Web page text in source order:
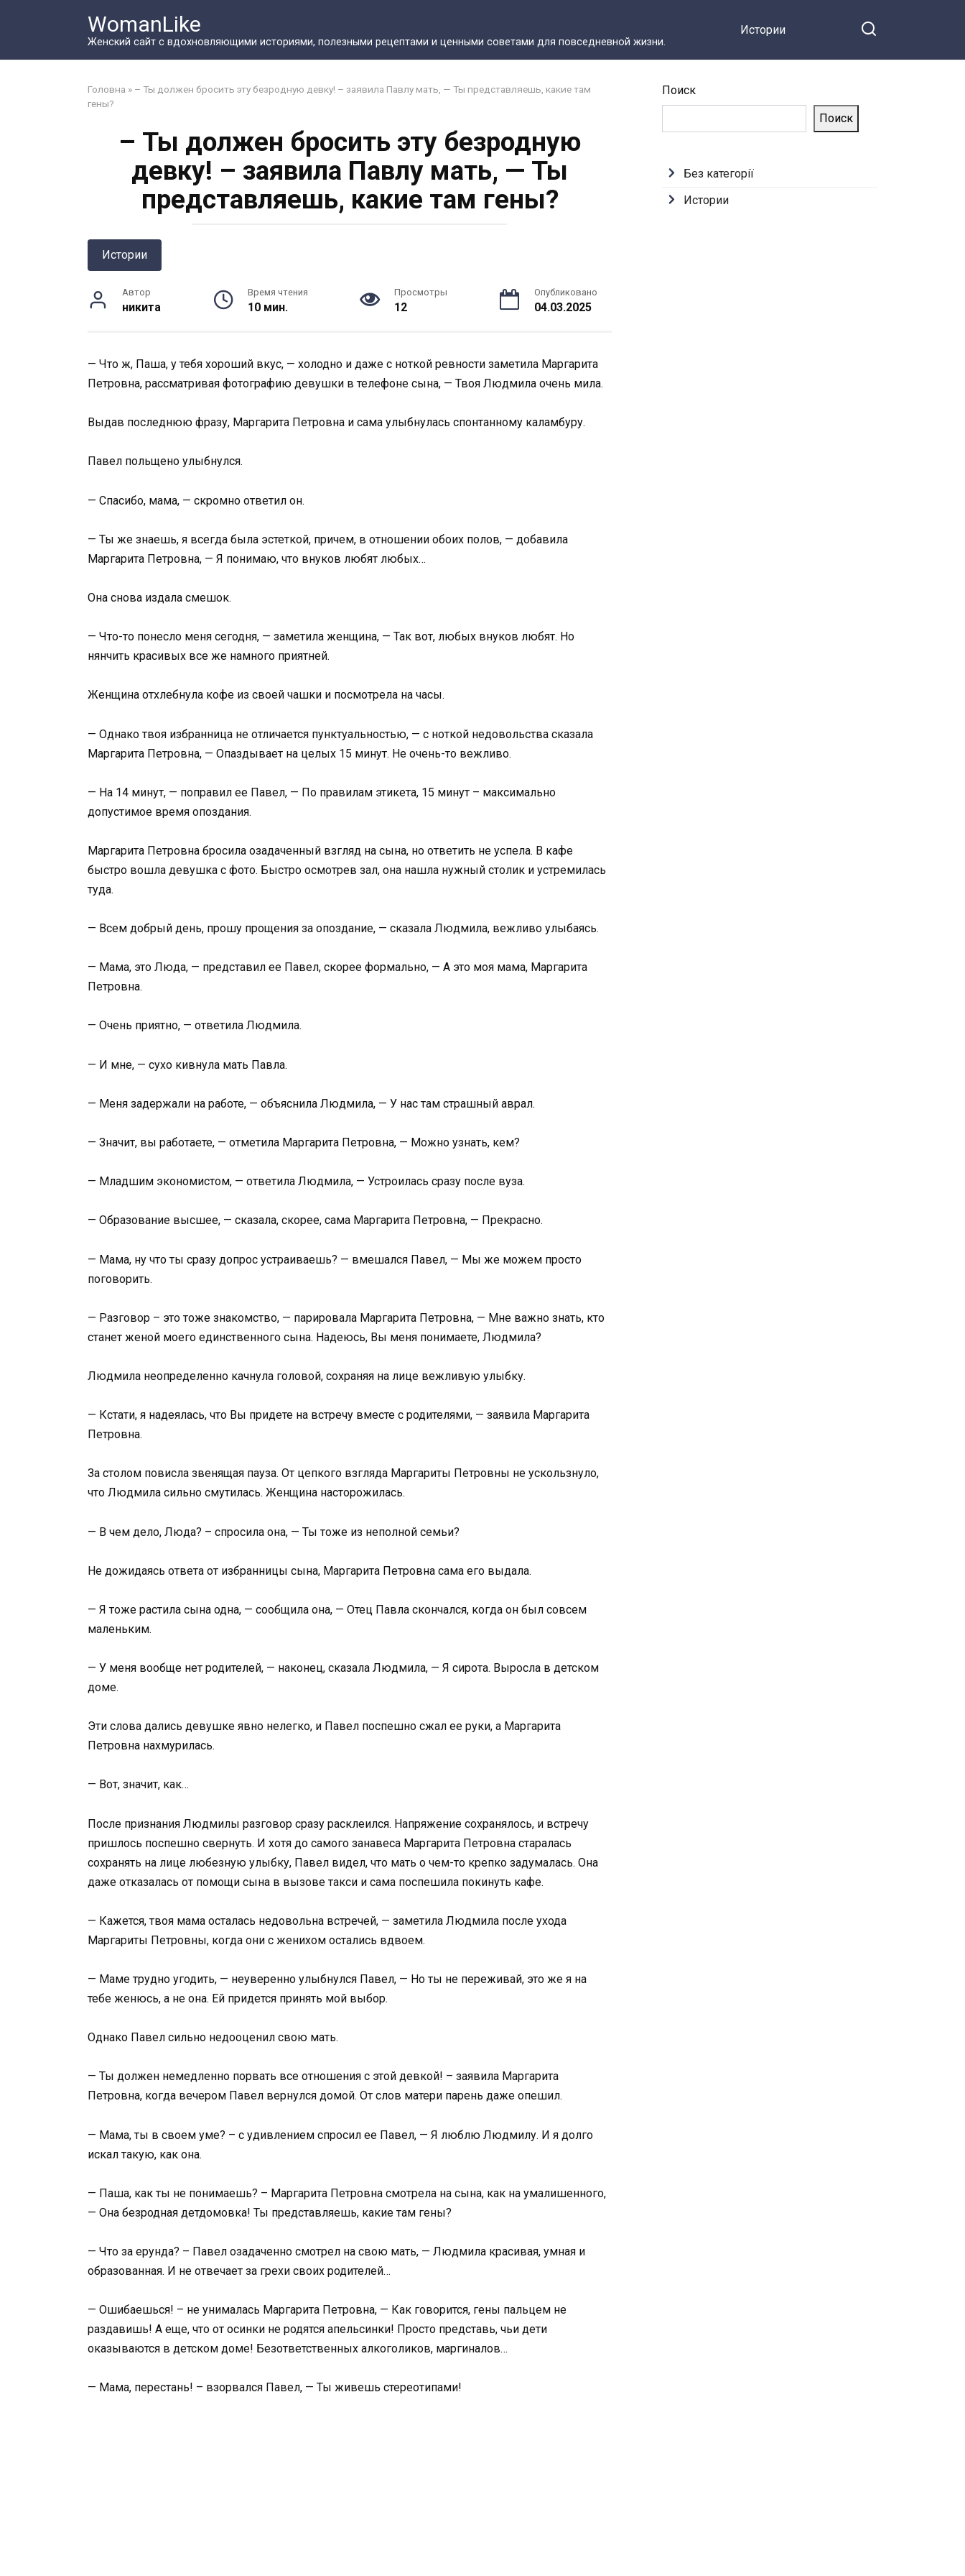
WomanLike
Женский сайт с вдохновляющими историями, полезными рецептами и ценными советами для повседневной жизни.
Истории
Головна » – Ты должен бросить эту безродную девку! – заявила Павлу мать, — Ты представляешь, какие там
гены?
– Ты должен бросить эту безродную
девку! – заявила Павлу мать, — Ты
представляешь, какие там гены?
Истории
Автор
никита
Время чтения
10 мин.
Просмотры
12
Опубликовано
04.03.2025
— Что ж, Паша, у тебя хороший вкус, — холодно и даже с ноткой ревности заметила Маргарита
Петровна, рассматривая фотографию девушки в телефоне сына, — Твоя Людмила очень мила.
Выдав последнюю фразу, Маргарита Петровна и сама улыбнулась спонтанному каламбуру.
Павел польщено улыбнулся.
— Спасибо, мама, — скромно ответил он.
— Ты же знаешь, я всегда была эстеткой, причем, в отношении обоих полов, — добавила
Маргарита Петровна, — Я понимаю, что внуков любят любых…
Она снова издала смешок.
— Что-то понесло меня сегодня, — заметила женщина, — Так вот, любых внуков любят. Но
нянчить красивых все же намного приятней.
Женщина отхлебнула кофе из своей чашки и посмотрела на часы.
— Однако твоя избранница не отличается пунктуальностью, — с ноткой недовольства сказала
Маргарита Петровна, — Опаздывает на целых 15 минут. Не очень-то вежливо.
— На 14 минут, — поправил ее Павел, — По правилам этикета, 15 минут – максимально
допустимое время опоздания.
Маргарита Петровна бросила озадаченный взгляд на сына, но ответить не успела. В кафе
быстро вошла девушка с фото. Быстро осмотрев зал, она нашла нужный столик и устремилась
туда.
— Всем добрый день, прошу прощения за опоздание, — сказала Людмила, вежливо улыбаясь.
— Мама, это Люда, — представил ее Павел, скорее формально, — А это моя мама, Маргарита
Петровна.
— Очень приятно, — ответила Людмила.
— И мне, — сухо кивнула мать Павла.
— Меня задержали на работе, — объяснила Людмила, — У нас там страшный аврал.
— Значит, вы работаете, — отметила Маргарита Петровна, — Можно узнать, кем?
— Младшим экономистом, — ответила Людмила, — Устроилась сразу после вуза.
— Образование высшее, — сказала, скорее, сама Маргарита Петровна, — Прекрасно.
— Мама, ну что ты сразу допрос устраиваешь? — вмешался Павел, — Мы же можем просто
поговорить.
— Разговор – это тоже знакомство, — парировала Маргарита Петровна, — Мне важно знать, кто
станет женой моего единственного сына. Надеюсь, Вы меня понимаете, Людмила?
Людмила неопределенно качнула головой, сохраняя на лице вежливую улыбку.
— Кстати, я надеялась, что Вы придете на встречу вместе с родителями, — заявила Маргарита
Петровна.
За столом повисла звенящая пауза. От цепкого взгляда Маргариты Петровны не ускользнуло,
что Людмила сильно смутилась. Женщина насторожилась.
— В чем дело, Люда? – спросила она, — Ты тоже из неполной семьи?
Не дожидаясь ответа от избранницы сына, Маргарита Петровна сама его выдала.
— Я тоже растила сына одна, — сообщила она, — Отец Павла скончался, когда он был совсем
маленьким.
— У меня вообще нет родителей, — наконец, сказала Людмила, — Я сирота. Выросла в детском
доме.
Эти слова дались девушке явно нелегко, и Павел поспешно сжал ее руки, а Маргарита
Петровна нахмурилась.
— Вот, значит, как…
После признания Людмилы разговор сразу расклеился. Напряжение сохранялось, и встречу
пришлось поспешно свернуть. И хотя до самого занавеса Маргарита Петровна старалась
сохранять на лице любезную улыбку, Павел видел, что мать о чем-то крепко задумалась. Она
даже отказалась от помощи сына в вызове такси и сама поспешила покинуть кафе.
— Кажется, твоя мама осталась недовольна встречей, — заметила Людмила после ухода
Маргариты Петровны, когда они с женихом остались вдвоем.
— Маме трудно угодить, — неуверенно улыбнулся Павел, — Но ты не переживай, это же я на
тебе женюсь, а не она. Ей придется принять мой выбор.
Однако Павел сильно недооценил свою мать.
— Ты должен немедленно порвать все отношения с этой девкой! – заявила Маргарита
Петровна, когда вечером Павел вернулся домой. От слов матери парень даже опешил.
— Мама, ты в своем уме? – с удивлением спросил ее Павел, — Я люблю Людмилу. И я долго
искал такую, как она.
— Паша, как ты не понимаешь? – Маргарита Петровна смотрела на сына, как на умалишенного,
— Она безродная детдомовка! Ты представляешь, какие там гены?
— Что за ерунда? – Павел озадаченно смотрел на свою мать, — Людмила красивая, умная и
образованная. И не отвечает за грехи своих родителей…
— Ошибаешься! – не унималась Маргарита Петровна, — Как говорится, гены пальцем не
раздавишь! А еще, что от осинки не родятся апельсинки! Просто представь, чьи дети
оказываются в детском доме! Безответственных алкоголиков, маргиналов…
— Мама, перестань! – взорвался Павел, — Ты живешь стереотипами!
Поиск
Поиск
Без категорії
Истории
попасть в чужие руки